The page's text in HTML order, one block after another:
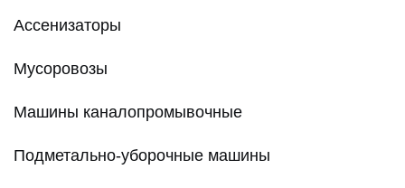
Ассенизаторы
Мусоровозы
Машины каналопромывочные
Подметально-уборочные машины